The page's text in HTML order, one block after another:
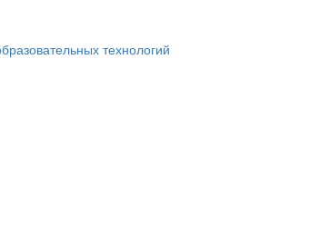
технологий